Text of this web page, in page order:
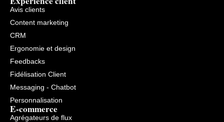
Avis clients
Content marketing
CRM
Ergonomie et design
Feedbacks
Fidélisation Client
Messaging - Chatbot
Personnalisation
E-commerce
Agrégateurs de flux